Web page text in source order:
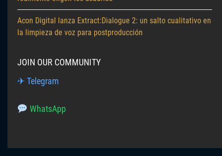
Acon Digital lanza Extract:Dialogue 2: un salto cualitativo en
la limpieza de voz para postproducción
JOIN OUR COMMUNITY
✈ Telegram
WhatsApp